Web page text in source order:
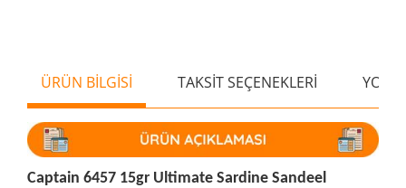
ÜRÜN BİLGİSİ TAKSİT SEÇENEKLERİ
Captain 6457 15gr Ultimate Sardine Sandeel